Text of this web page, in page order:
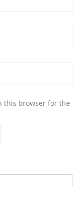
this browser for the